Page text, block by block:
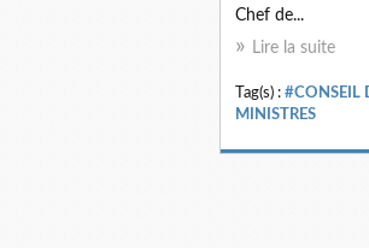
Chef de...
Lire la suite
Tag(s) : #CONSEIL
MINISTRES